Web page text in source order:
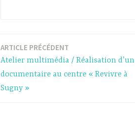
ARTICLE PRÉCÉDENT
Atelier multimédia / Réalisation d’un
documentaire au centre « Revivre à
Sugny »